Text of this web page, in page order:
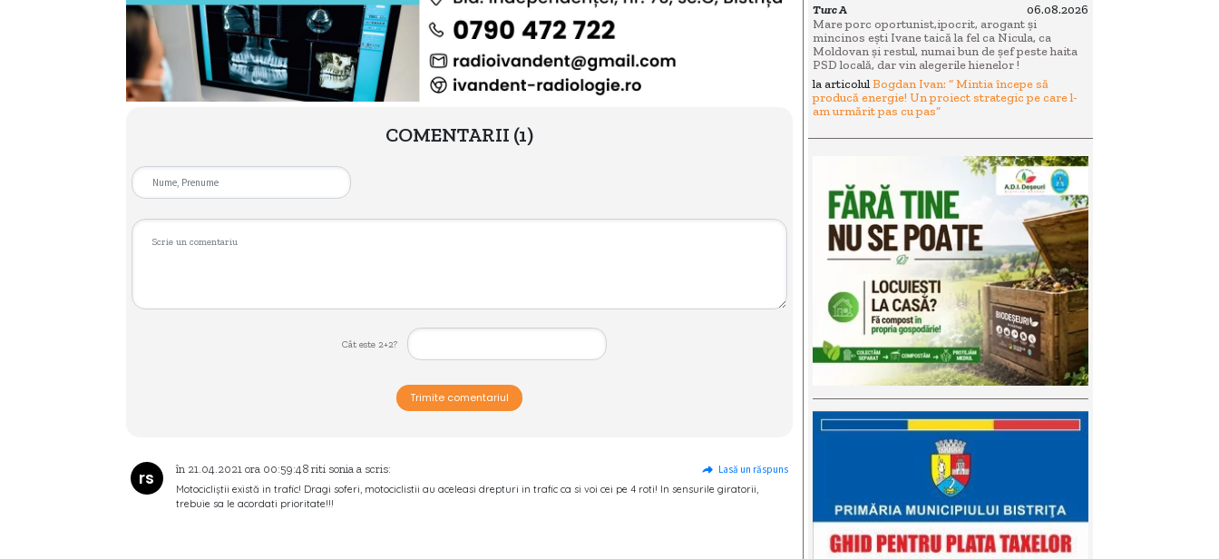
COMENTARII (1)
Cât este 2+2?
Trimite comentariul
rs în 21.04.2021ora 00:59:48 riti soniaa scris:
Lasă un răspuns
Motocicliștii există in trafic! Dragi soferi, motociclistii au aceleasi drepturi in trafic ca si voi cei pe 4 roti! In sensurile giratorii,
trebuie sa le acordati prioritate!!!
Turc A
06.08.2026
Mare porc oportunist,ipocrit, arogant și
mincinos ești Ivane taică la fel ca Nicula, ca
Moldovan și restul, numai bun de șef peste haita
PSD locală, dar vin alegerile hienelor !
la articolulBogdan Ivan: “ Mintia începe să
producă energie! Un proiect strategic pe care l-
am urmărit pas cu pas”